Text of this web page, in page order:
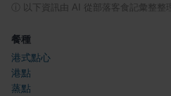
以下資訊由 AI 從部落客食記彙整整理
餐種
港式點心
港點
蒸點